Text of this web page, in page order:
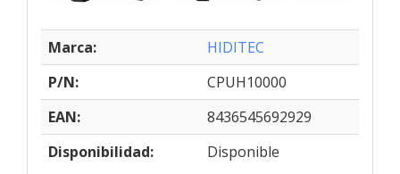
Marca:
HIDITEC
P/N:
CPUH10000
EAN:
8436545692929
Disponibilidad:
Disponible